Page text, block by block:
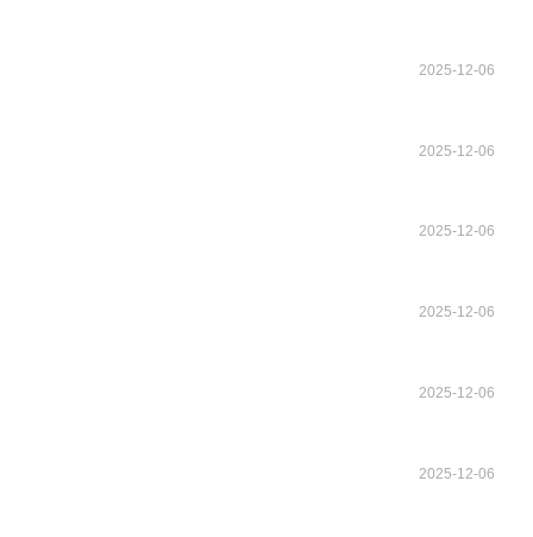
2025-12-06
2025-12-06
2025-12-06
2025-12-06
2025-12-06
2025-12-06